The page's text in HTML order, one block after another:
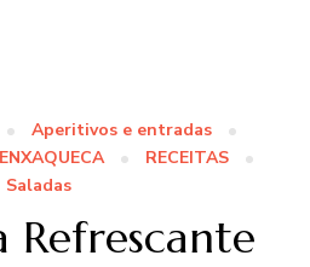
Aperitivos e entradas
RECEITAS
Saladas
Refrescante